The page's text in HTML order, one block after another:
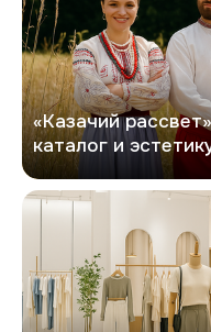
«Казачий
каталог и
Софита